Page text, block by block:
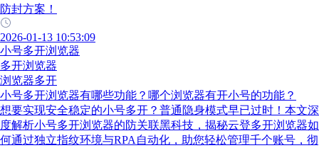
防封方案！
2026-01-13 10:53:09
小号多开浏览器
多开浏览器
浏览器多开
小号多开浏览器有哪些功能？哪个浏览器有开小号的功能？
想要实现安全稳定的小号多开？普通隐身模式早已过时！本文深
度解析小号多开浏览器的防关联黑科技，揭秘云登多开浏览器如
何通过独立指纹环境与RPA自动化，助您轻松管理千个账号，彻